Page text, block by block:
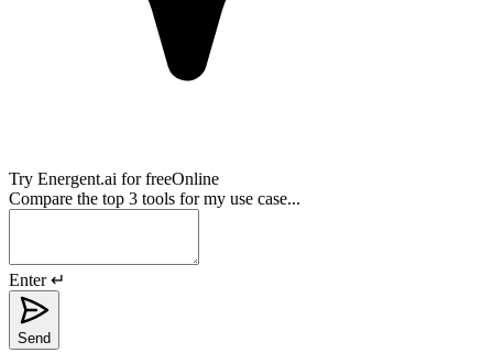
Try Energent.ai for freeOnline
Compare the top 3 tools for my use case...
Enter ↵
Send